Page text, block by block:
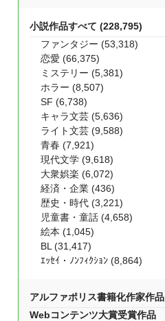
小説作品すべて (228,795)
ファンタジー (53,318)
恋愛 (66,375)
ミステリー (5,381)
ホラー (8,507)
SF (6,738)
キャラ文芸 (5,636)
ライト文芸 (9,588)
青春 (7,921)
現代文学 (9,618)
大衆娯楽 (6,072)
経済・企業 (436)
歴史・時代 (3,221)
児童書・童話 (4,658)
絵本 (1,045)
BL (31,417)
ｴｯｾｲ・ﾉﾝﾌｨｸｼｮﾝ (8,864)
アルファポリス書籍化作家作品
Webコンテンツ大賞受賞作品